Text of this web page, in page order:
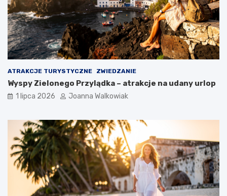
ATRAKCJE TURYSTYCZNE ZWIEDZANIE
Wyspy Zielonego Przylądka – atrakcje na udany urlop
1 lipca 2026 Joanna Walkowiak